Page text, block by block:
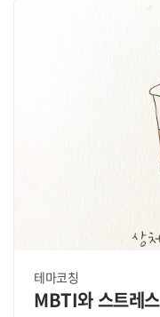
테마코칭
MBTI와 스트레